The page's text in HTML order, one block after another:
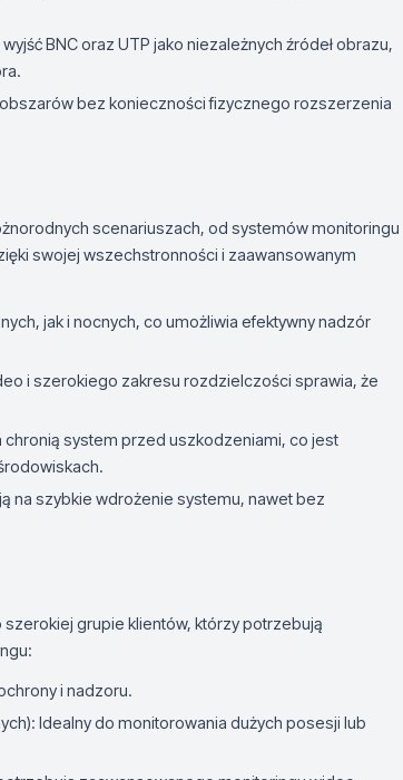
BNC oraz UTP jako niezależnych źródeł obrazu,
bez konieczności fizycznego rozszerzenia
scenariuszach, od systemów monitoringu
swojej wszechstronności i zaawansowanym
jak i nocnych, co umożliwia efektywny nadzór
i szerokiego zakresu rozdzielczości sprawia, że
system przed uszkodzeniami, co jest
na szybkie wdrożenie systemu, nawet bez
szerokiej grupie klientów, którzy potrzebują
i nadzoru.
Idealny do monitorowania dużych posesji lub